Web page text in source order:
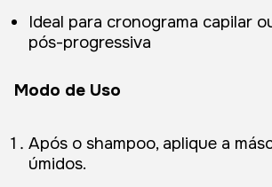
Ideal para cronograma capilar
pós-progressiva
Modo de Uso
Após o shampoo, aplique a
úmidos.